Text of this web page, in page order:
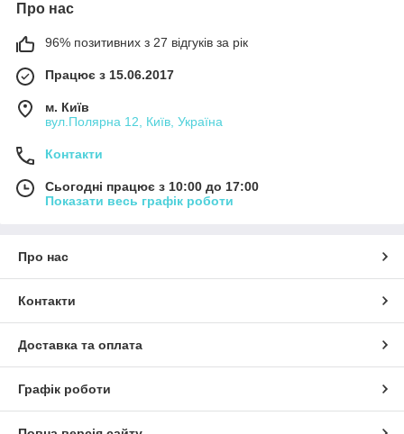
Про нас
96% позитивних з 27 відгуків за рік
Працює з 15.06.2017
м. Київ
вул.Полярна 12, Київ, Україна
Контакти
Сьогодні працює з 10:00 до 17:00
Показати весь графік роботи
Про нас
Контакти
Доставка та оплата
Графік роботи